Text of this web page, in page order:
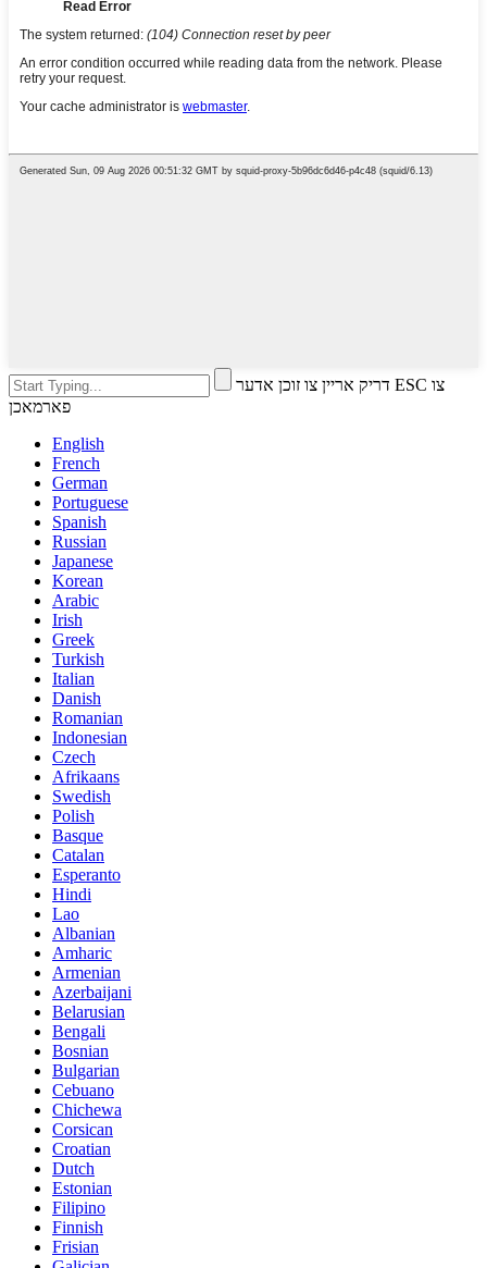
דריק אריין צו זוכן אדער ESC צו
פארמאכן
English
French
German
Portuguese
Spanish
Russian
Japanese
Korean
Arabic
Irish
Greek
Turkish
Italian
Danish
Romanian
Indonesian
Czech
Afrikaans
Swedish
Polish
Basque
Catalan
Esperanto
Hindi
Lao
Albanian
Amharic
Armenian
Azerbaijani
Belarusian
Bengali
Bosnian
Bulgarian
Cebuano
Chichewa
Corsican
Croatian
Dutch
Estonian
Filipino
Finnish
Frisian